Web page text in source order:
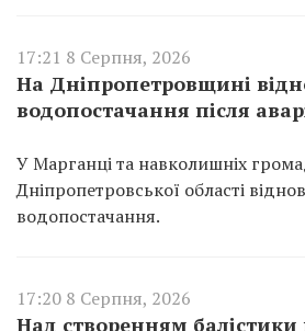
17:21 8 Серпня, 2026
На Дніпропетровщині
водопостачання після
У Марганці та навколишніх
Дніпропетровської області
водопостачання.
17:20 8 Серпня, 2026
Над створенням балістики